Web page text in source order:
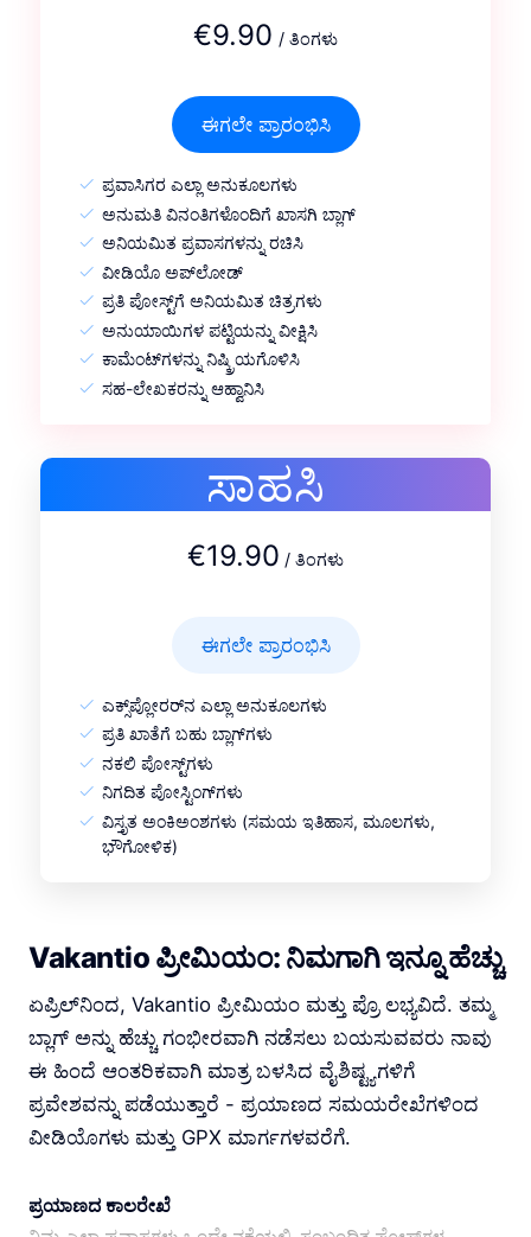
€9.90 / ತಿಂಗಳು
ಈಗಲೇ ಪ್ರಾರಂಭಿಸಿ
ಪ್ರವಾಸಿಗರ ಎಲ್ಲಾ ಅನುಕೂಲಗಳು
ಅನುಮತಿ ವಿನಂತಿಗಳೊಂದಿಗೆ ಖಾಸಗಿ ಬ್ಲಾಗ್
ಅನಿಯಮಿತ ಪ್ರವಾಸಗಳನ್ನು ರಚಿಸಿ
ವೀಡಿಯೊ ಅಪ್‌ಲೋಡ್
ಪ್ರತಿ ಪೋಸ್ಟ್‌ಗೆ ಅನಿಯಮಿತ ಚಿತ್ರಗಳು
ಅನುಯಾಯಿಗಳ ಪಟ್ಟಿಯನ್ನು ವೀಕ್ಷಿಸಿ
ಕಾಮೆಂಟ್‌ಗಳನ್ನು ನಿಷ್ಕ್ರಿಯಗೊಳಿಸಿ
ಸಹ-ಲೇಖಕರನ್ನು ಆಹ್ವಾನಿಸಿ
ಸಾಹಸಿ
€19.90 / ತಿಂಗಳು
ಈಗಲೇ ಪ್ರಾರಂಭಿಸಿ
ಎಕ್ಸ್‌ಪ್ಲೋರರ್‌ನ ಎಲ್ಲಾ ಅನುಕೂಲಗಳು
ಪ್ರತಿ ಖಾತೆಗೆ ಬಹು ಬ್ಲಾಗ್‌ಗಳು
ನಕಲಿ ಪೋಸ್ಟ್‌ಗಳು
ನಿಗದಿತ ಪೋಸ್ಟಿಂಗ್‌ಗಳು
ವಿಸ್ತೃತ ಅಂಕಿಅಂಶಗಳು (ಸಮಯ ಇತಿಹಾಸ, ಮೂಲಗಳು,
ಭೌಗೋಳಿಕ)
Vakantio ಪ್ರೀಮಿಯಂ: ನಿಮಗಾಗಿ ಇನ್ನೂ ಹೆಚ್ಚು
ಏಪ್ರಿಲ್‌ನಿಂದ, Vakantio ಪ್ರೀಮಿಯಂ ಮತ್ತು ಪ್ರೊ ಲಭ್ಯವಿದೆ. ತಮ್ಮ
ಬ್ಲಾಗ್ ಅನ್ನು ಹೆಚ್ಚು ಗಂಭೀರವಾಗಿ ನಡೆಸಲು ಬಯಸುವವರು ನಾವು
ಈ ಹಿಂದೆ ಆಂತರಿಕವಾಗಿ ಮಾತ್ರ ಬಳಸಿದ ವೈಶಿಷ್ಟ್ಯಗಳಿಗೆ
ಪ್ರವೇಶವನ್ನು ಪಡೆಯುತ್ತಾರೆ - ಪ್ರಯಾಣದ ಸಮಯರೇಖೆಗಳಿಂದ
ವೀಡಿಯೊಗಳು ಮತ್ತು GPX ಮಾರ್ಗಗಳವರೆಗೆ.
ಪ್ರಯಾಣದ ಕಾಲರೇಖೆ